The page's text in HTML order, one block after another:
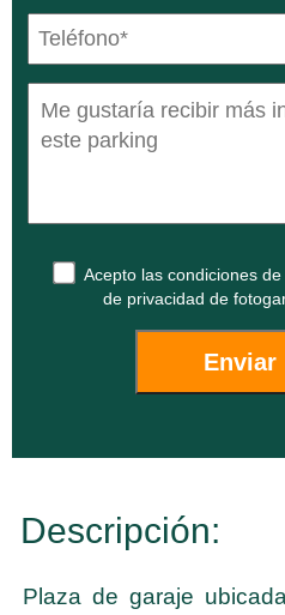
Acepto las condiciones de
de privacidad de
Descripción:
Plaza de garaje